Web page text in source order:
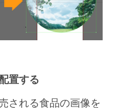
置する
される食品の画像を